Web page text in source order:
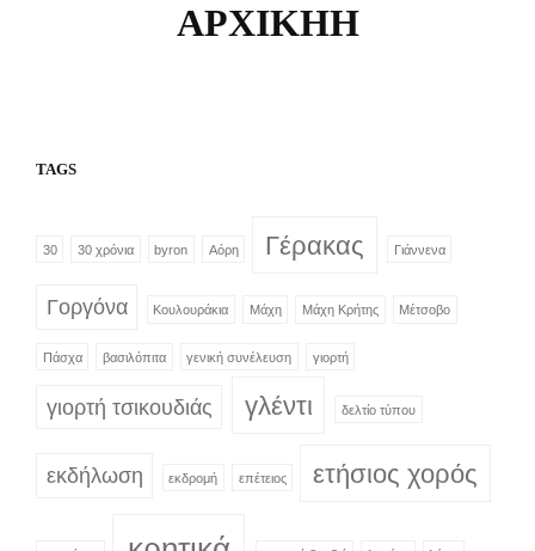
ΑΡΧΙΚΗΗ
TAGS
30 30 χρόνια byron Αόρη Γέρακας Γιάννενα
Γοργόνα Κουλουράκια Μάχη Μάχη Κρήτης Μέτσοβο
Πάσχα βασιλόπιτα γενική συνέλευση γιορτή
γιορτή τσικουδιάς γλέντι δελτίο τύπου
εκδήλωση εκδρομή επέτειος ετήσιος χορός